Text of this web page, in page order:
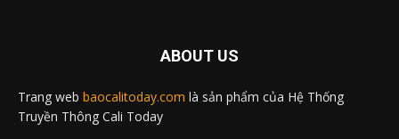
ABOUT US
Trang web baocalitoday.com là sản phẩm của Hệ Thống
Truyền Thông Cali Today